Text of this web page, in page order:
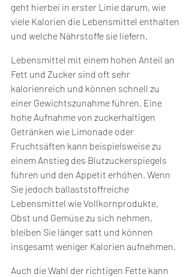
geht hierbei in erster Linie darum, wie
viele Kalorien die Lebensmittel enthalten
und welche Nährstoffe sie liefern.
Lebensmittel mit einem hohen Anteil an
Fett und Zucker sind oft sehr
kalorienreich und können schnell zu
einer Gewichtszunahme führen. Eine
hohe Aufnahme von zuckerhaltigen
Getränken wie Limonade oder
Fruchtsäften kann beispielsweise zu
einem Anstieg des Blutzuckerspiegels
führen und den Appetit erhöhen. Wenn
Sie jedoch ballaststoffreiche
Lebensmittel wie Vollkornprodukte,
Obst und Gemüse zu sich nehmen,
bleiben Sie länger satt und können
insgesamt weniger Kalorien aufnehmen.
Auch die Wahl der richtigen Fette kann